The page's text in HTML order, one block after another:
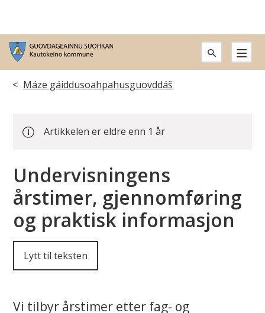
G
u
v
a
g
e
n
Du
her:
Máze gáiddusoahpahusguovddáš
Artikkelen er eldre enn 1 år
Undervisningens
årstimer, gjennomføring
og praktisk informasjon
Lytt til teksten
Vi tilbyr årstimer etter fag- og